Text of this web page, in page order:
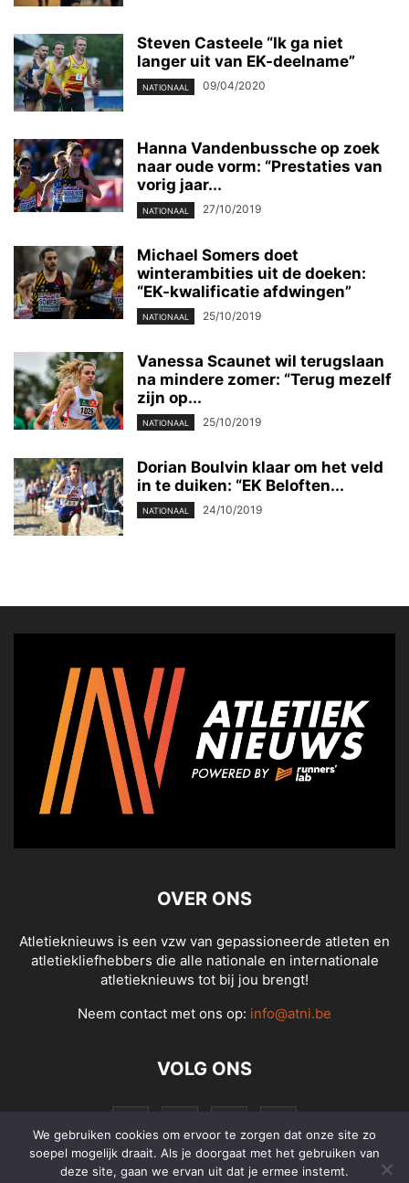
Steven Casteele “Ik ga niet
langer uit van EK-deelname”
NATIONAAL 09/04/2020
Hanna Vandenbussche op zoek
naar oude vorm: “Prestaties van
vorig jaar...
NATIONAAL 27/10/2019
Michael Somers doet
winterambities uit de doeken:
“EK-kwalificatie afdwingen”
NATIONAAL 25/10/2019
Vanessa Scaunet wil terugslaan
na mindere zomer: “Terug mezelf
zijn op...
NATIONAAL 25/10/2019
Dorian Boulvin klaar om het veld
in te duiken: “EK Beloften...
NATIONAAL 24/10/2019
OVER ONS
Atletieknieuws is een vzw van gepassioneerde atleten en
atletiekliefhebbers die alle nationale en internationale
atletieknieuws tot bij jou brengt!
Neem contact met ons op: info@atni.be
VOLG ONS
We gebruiken cookies om ervoor te zorgen dat onze site zo
soepel mogelijk draait. Als je doorgaat met het gebruiken van
deze site, gaan we ervan uit dat je ermee instemt.